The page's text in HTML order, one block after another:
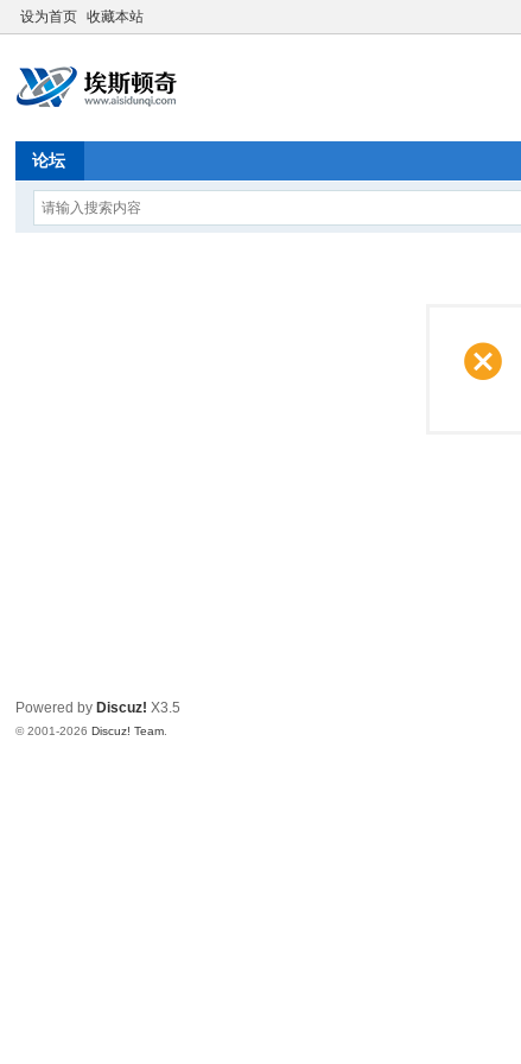
设为首页 收藏本站
论坛
Powered by Discuz! X3.5
© 2001-2026Discuz! Team